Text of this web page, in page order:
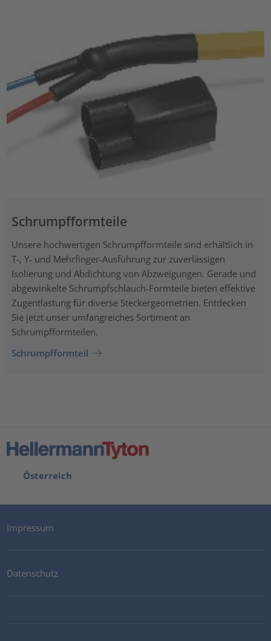
Schrumpfformteile
Unsere hochwertigen Schrumpfformteile sind erhältlich in
T-, Y- und Mehrfinger-Ausführung zur zuverlässigen
Isolierung und Abdichtung von Abzweigungen. Gerade und
abgewinkelte Schrumpfschlauch-Formteile bieten effektive
Zugentlastung für diverse Steckergeometrien. Entdecken
Sie jetzt unser umfangreiches Sortiment an
Schrumpfformteilen.
Schrumpfformteil
Österreich
Impressum
Datenschutz